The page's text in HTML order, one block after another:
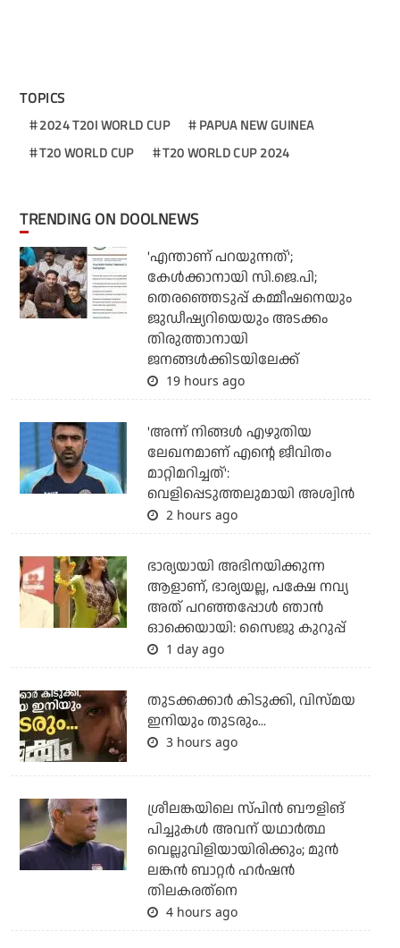
TOPICS
2024 T20I WORLD CUP
PAPUA NEW GUINEA
T20 WORLD CUP
T20 WORLD CUP 2024
TRENDING ON DOOLNEWS
'എന്താണ് പറയുന്നത്';
കേള്‍ക്കാനായി സി.ജെ.പി;
തെരഞ്ഞെടുപ്പ് കമ്മീഷനെയും
ജുഡീഷ്യറിയെയും അടക്കം
തിരുത്താനായി
ജനങ്ങള്‍ക്കിടയിലേക്ക്
19 hours ago
'അന്ന് നിങ്ങള്‍ എഴുതിയ
ലേഖനമാണ് എന്റെ ജീവിതം
മാറ്റിമറിച്ചത്':
വെളിപ്പെടുത്തലുമായി അശ്വിന്‍
2 hours ago
ഭാര്യയായി അഭിനയിക്കുന്ന
ആളാണ്, ഭാര്യയല്ല, പക്ഷേ നവ്യ
അത് പറഞ്ഞപ്പോള്‍ ഞാന്‍
ഓക്കെയായി: സൈജു കുറുപ്പ്
1 day ago
തുടക്കക്കാര്‍ കിടുക്കി, വിസ്മയ
ഇനിയും തുടരും...
3 hours ago
ശ്രീലങ്കയിലെ സ്പിന്‍ ബൗളിങ്
പിച്ചുകള്‍ അവന് യഥാര്‍ത്ഥ
വെല്ലുവിളിയായിരിക്കും; മുന്‍
ലങ്കന്‍ ബാറ്റര്‍ ഹര്‍ഷന്‍
തിലകരത്‌നെ
4 hours ago